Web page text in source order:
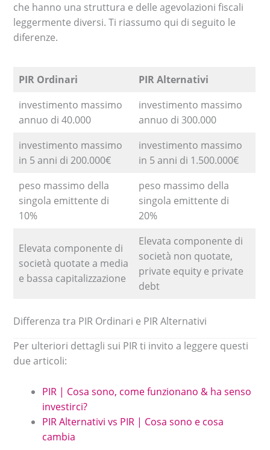
che hanno una struttura e delle agevolazioni fiscali
leggermente diversi. Ti riassumo qui di seguito le
diferenze.
PIR Ordinari
PIR Alternativi
investimento massimo
annuo di 40.000
investimento massimo
annuo di 300.000
investimento massimo
in 5 anni di 200.000€
investimento massimo
in 5 anni di 1.500.000€
peso massimo della
singola emittente di
10%
peso massimo della
singola emittente di
20%
Elevata componente di
società quotate a media
e bassa capitalizzazione
Elevata componente di
società non quotate,
private equity e private
debt
Differenza tra PIR Ordinari e PIR Alternativi
Per ulteriori dettagli sui PIR ti invito a leggere questi
due articoli:
PIR | Cosa sono, come funzionano & ha senso
investirci?
PIR Alternativi vs PIR | Cosa sono e cosa
cambia